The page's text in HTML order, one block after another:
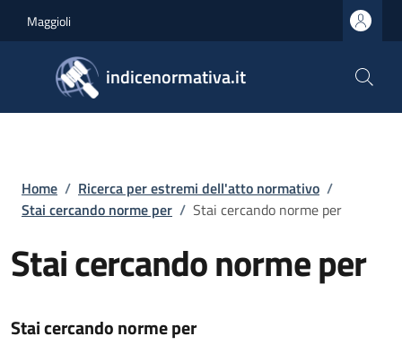
Maggioli
indicenormativa.it
Briciole di pane
Home / Ricerca per estremi dell'atto normativo /
Stai cercando norme per / Stai cercando norme per
Stai cercando norme per
Stai cercando norme per